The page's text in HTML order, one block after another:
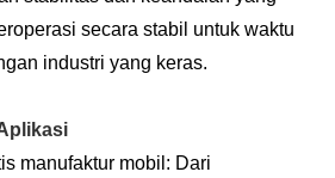
secara stabil untuk waktu
industri yang keras.
manufaktur mobil: Dari